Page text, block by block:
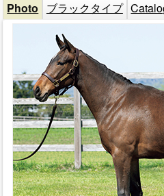
Photo
ブラックタイプ